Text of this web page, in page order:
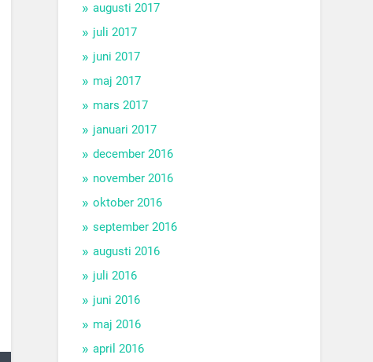
augusti 2017
juli 2017
juni 2017
maj 2017
mars 2017
januari 2017
december 2016
november 2016
oktober 2016
september 2016
augusti 2016
juli 2016
juni 2016
maj 2016
april 2016